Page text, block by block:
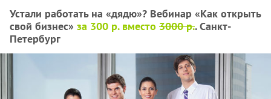
Устали работать на «дядю»? Вебинар «Как открыть
свой бизнес» за 300 р. вместо 3000 р.. Санкт-
Петербург